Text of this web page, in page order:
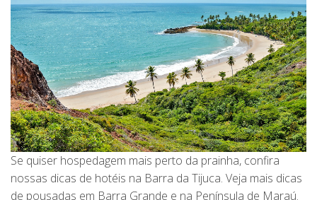
Se quiser hospedagem mais perto da prainha, confira
nossas dicas de hotéis na Barra da Tijuca. Veja mais dicas
de pousadas em Barra Grande e na Península de Maraú.